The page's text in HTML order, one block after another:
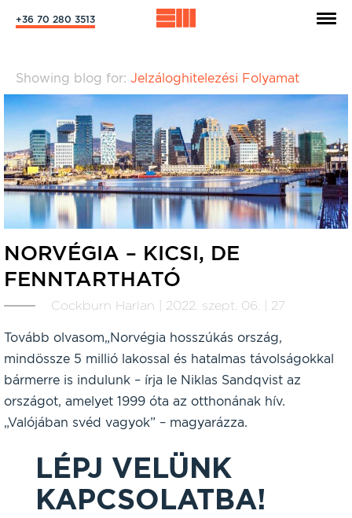
+36 70 280 3513
Showing blog for: Jelzáloghitelezési Folyamat
NORVÉGIA – KICSI, DE
FENNTARTHATÓ
Cockburn Harlan | 2022. szept. 06. | 27
Tovább olvasom„Norvégia hosszúkás ország,
mindössze 5 millió lakossal és hatalmas távolságokkal
bármerre is indulunk – írja le Niklas Sandqvist az
országot, amelyet 1999 óta az otthonának hív.
„Valójában svéd vagyok” – magyarázza.
LÉPJ VELÜNK
KAPCSOLATBA!